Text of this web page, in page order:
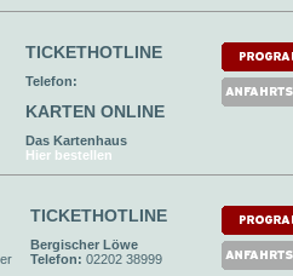
TICKETHOTLINE
Telefon:
KARTEN ONLINE
Das Kartenhaus
Hier bestellen
TICKETHOTLINE
Bergischer Löwe
Telefon: 02202 38999